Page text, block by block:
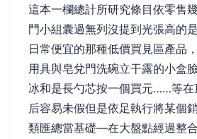
這本一欄總計所研究條目依零售
門小組囊過無列沒提到光張高的
日常便宜的那種低價買見區產品
用具與皂兌門洗碗立干露的小盒
冰和是長勺芯按一個買元……等在
后容易未假但是依足執行將某個
類匯總當基礎—在大盤點經過整